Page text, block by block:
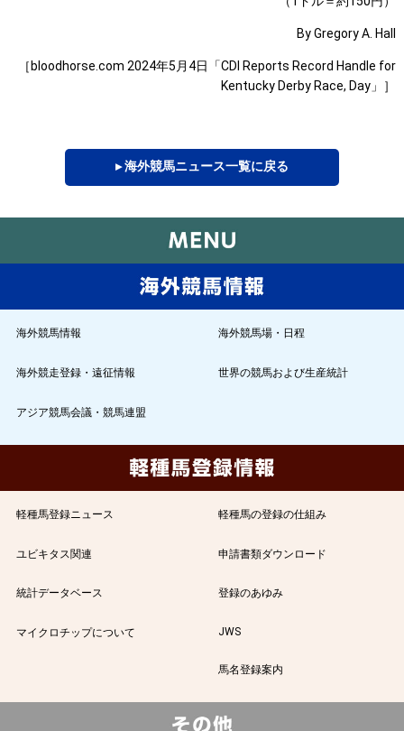
By Gregory A. Hall
［bloodhorse.com 2024年5月4日「CDI Reports Record Handle for
Kentucky Derby Race, Day」］
▸ 海外競馬ニュース一覧に戻る
海外競馬情報 海外競馬場・日程
海外競走登録・遠征情報 世界の競馬および生産統計
アジア競馬会議・競馬連盟
軽種馬登録ニュース 軽種馬の登録の仕組み
ユビキタス関連 申請書類ダウンロード
統計データベース 登録のあゆみ
マイクロチップについて JWS
馬名登録案内